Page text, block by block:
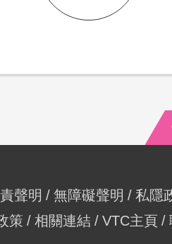
聲明 無障礙聲明
私隱
策
相關連結 VTC主頁